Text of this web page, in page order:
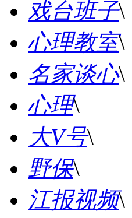
戏台班子\
心理教室\
名家谈心\
心理\
大V号\
野保\
江报视频\